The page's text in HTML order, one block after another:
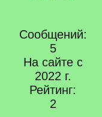
Сообщений:
5
На сайте с
2022 г.
Рейтинг:
2